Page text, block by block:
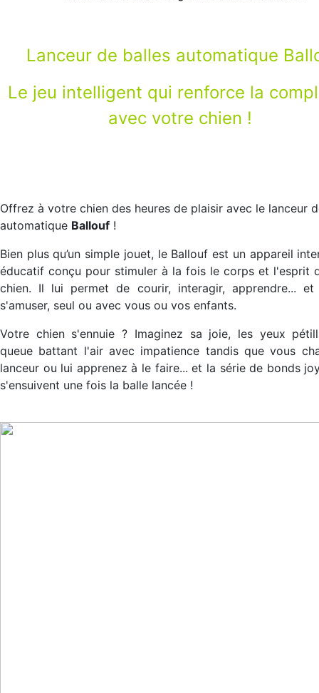
Lanceur de balles automatique
Le jeu intelligent qui renforce la
avec votre chien !
Offrez à votre chien des heures de plaisir avec le lanceur
automatique Ballouf !
Bien plus qu’un simple jouet, le Ballouf est un appareil
éducatif conçu pour stimuler à la fois le corps et l'esprit
chien. Il lui permet de courir, interagir, apprendre... et
s'amuser, seul ou avec vous ou vos enfants.
Votre chien s'ennuie ? Imaginez sa joie, les yeux
queue battant l'air avec impatience tandis que vous
lanceur ou lui apprenez à le faire... et la série de bonds
s'ensuivent une fois la balle lancée !